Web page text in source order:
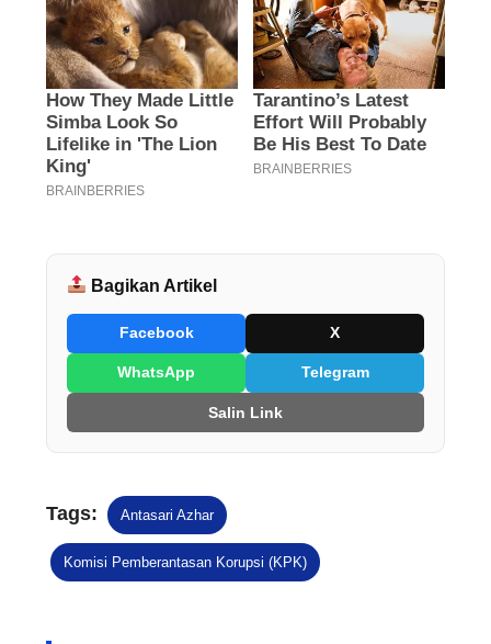
Bagikan Artikel
Facebook X
WhatsApp Telegram
Salin Link
Tags: Antasari Azhar
Komisi Pemberantasan Korupsi (KPK)